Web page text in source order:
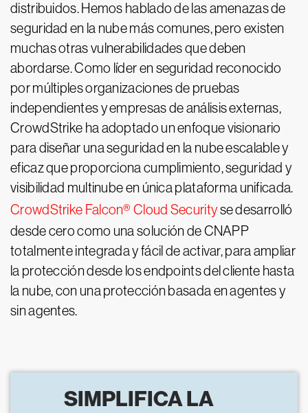
distribuidos. Hemos hablado de las amenazas de
seguridad en la nube más comunes, pero existen
muchas otras vulnerabilidades que deben
abordarse. Como líder en seguridad reconocido
por múltiples organizaciones de pruebas
independientes y empresas de análisis externas,
CrowdStrike ha adoptado un enfoque visionario
para diseñar una seguridad en la nube escalable y
eficaz que proporciona cumplimiento, seguridad y
visibilidad multinube en única plataforma unificada.
CrowdStrike Falcon® Cloud Securityse desarrolló
desde cero como una solución de CNAPP
totalmente integrada y fácil de activar, para ampliar
la protección desde los endpoints del cliente hasta
la nube, con una protección basada en agentes y
sin agentes.
SIMPLIFICA LA